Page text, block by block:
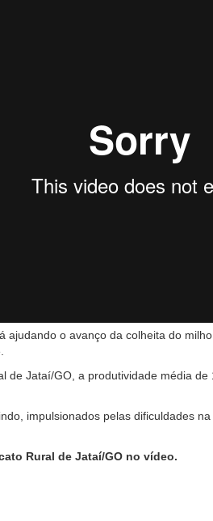
o avanço da colheita do
de Jataí/GO, a produtividade média
impulsionados pelas dificuldades
Rural de Jataí/GO no vídeo.